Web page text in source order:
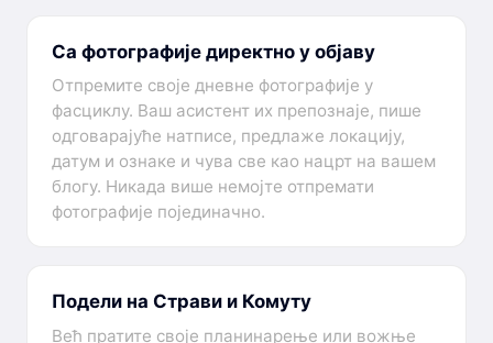
Са фотографије директно у објаву
Отпремите своје дневне фотографије у
фасциклу. Ваш асистент их препознаје, пише
одговарајуће натписе, предлаже локацију,
датум и ознаке и чува све као нацрт на вашем
блогу. Никада више немојте отпремати
фотографије појединачно.
Подели на Страви и Комуту
Већ пратите своје планинарење или вожње